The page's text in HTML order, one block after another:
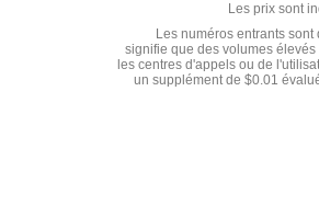
Les prix sont
Les numéros entrants
signifie que des volumes
les centres d'appels ou de
un supplément de $0.01